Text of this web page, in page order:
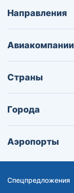
Направления
Авиакомпании
Страны
Города
Аэропорты
Спецпредложения